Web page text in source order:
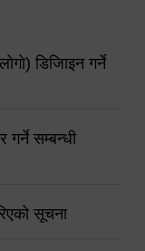
डिजिाइन गर्ने
गर्ने सम्बन्धी
सूचना